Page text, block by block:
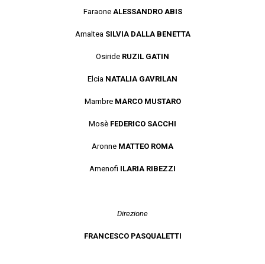
Faraone ALESSANDRO ABIS
Amaltea SILVIA DALLA BENETTA
Osiride RUZIL GATIN
Elcia NATALIA GAVRILAN
Mambre MARCO MUSTARO
Mosè FEDERICO SACCHI
Aronne MATTEO ROMA
Amenofi ILARIA RIBEZZI
Direzione
FRANCESCO PASQUALETTI